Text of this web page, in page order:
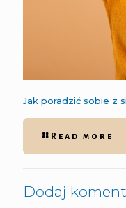
Jak poradzić sobie z
Read more
Dodaj